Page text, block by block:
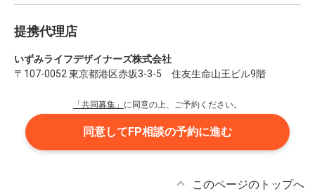
提携代理店
いずみライフデザイナーズ株式会社
〒107-0052 東京都港区赤坂3-3-5 住友生命山王ビル9階
「共同募集」 に同意の上、ご予約ください。
同意してFP相談の予約に進む
このページのトップへ